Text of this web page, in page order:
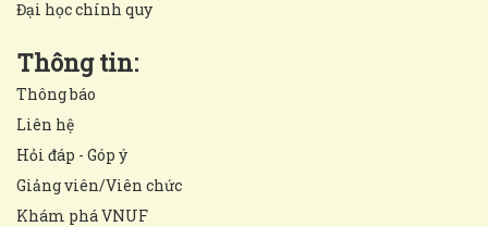
Đại học chính quy
Thông tin:
Thông báo
Liên hệ
Hỏi đáp - Góp ý
Giảng viên/Viên chức
Khám phá VNUF